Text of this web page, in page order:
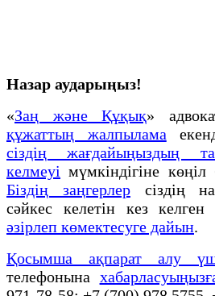
Назар аударыңыз!
«Заң және Құқық»
құжаттың жалпылама
сіздің жағдайыңыздың
келмеуі мүмкіндігіне көңіл
Біздің заңгерлерсіздің
сәйкес келетін кез
әзірлеп көмектесуге дайын.
Қосымша ақпарат алу
телефонына